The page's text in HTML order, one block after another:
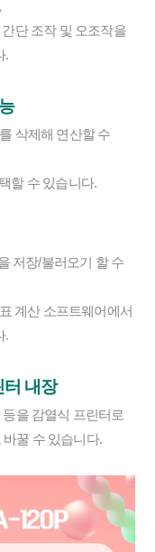
단 조작 및 오조작을
.
삭제해 연산할 수
할 수 있습니다.
저장/불러오기 할 수
계산 소프트웨어에서
.
터 내장
을 감열식 프린터로
꿀 수 있습니다.